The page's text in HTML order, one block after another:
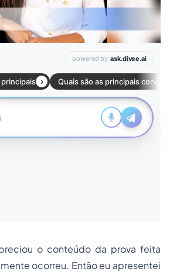
o conteúdo da prova feita
ocorreu. Então eu apresentei